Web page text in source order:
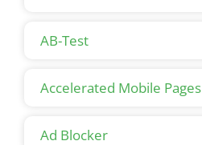
AB-Test
Accelerated Mobile Pages
Ad Blocker